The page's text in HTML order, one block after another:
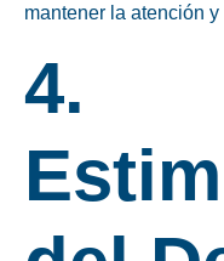
mantener la atención
4.